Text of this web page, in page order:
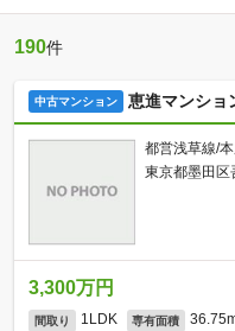
190件
中古マンション 恵進マンシ
都営浅草線/
東京都墨田区
3,300万円
間取り 1LDK 専有面積